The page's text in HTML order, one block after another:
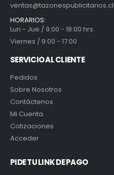
ventas@tazonespublicitarios.cl
HORARIOS:
Lun - Jue / 9:00 - 18:00 hrs.
Viernes / 9:00 - 17:00
SERVICIO AL CLIENTE
Pedidos
Sobre Nosotros
Contáctenos
Mi Cuenta
Cotizaciones
Acceder
PIDE TU LINK DE PAGO